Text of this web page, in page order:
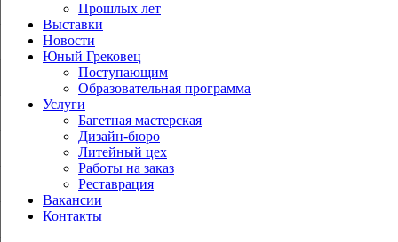
Прошлых лет
Выставки
Новости
Юный Грековец
Поступающим
Образовательная программа
Услуги
Багетная мастерская
Дизайн-бюро
Литейный цех
Работы на заказ
Реставрация
Вакансии
Контакты